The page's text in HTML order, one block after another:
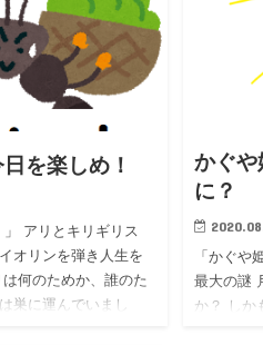
を楽しめ！
」 アリとキリギリス
オリンを弾き人生を
何のためか、誰のた
巣に運んでいまし
かぐや
に？
「かぐや
最大の謎
か？ しか